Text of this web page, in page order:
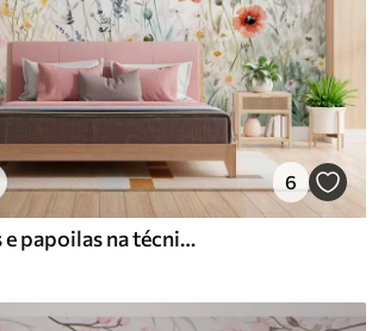
6
flores silvestres e papoilas na técnica das pinceladas